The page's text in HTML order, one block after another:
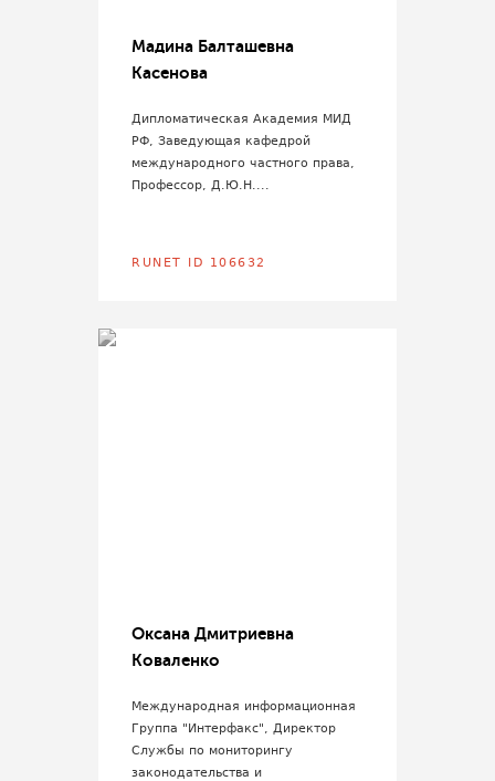
Мадина Балташевна
Касенова
Дипломатическая Академия МИД
РФ, Заведующая кафедрой
международного частного права,
Профессор, Д.Ю.Н....
RUNET ID 106632
Оксана Дмитриевна
Коваленко
Международная информационная
Группа "Интерфакс", Директор
Службы по мониторингу
законодательства и